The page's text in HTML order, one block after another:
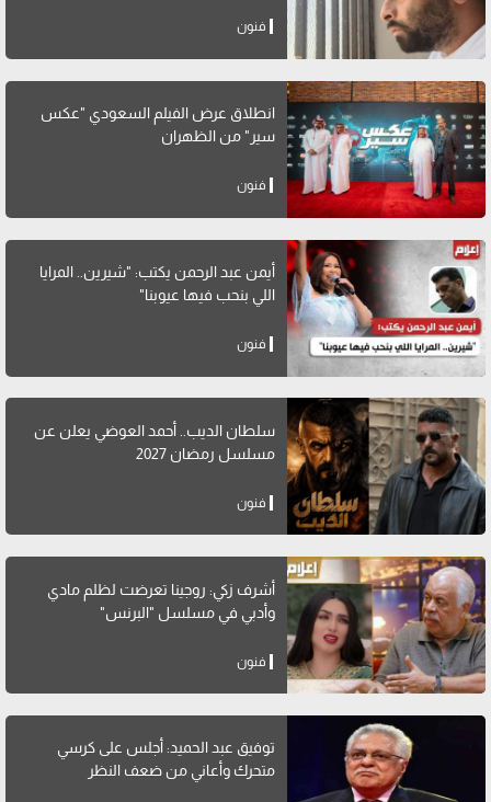
فنون
انطلاق عرض الفيلم السعودي "عكس
سير" من الظهران
فنون
أيمن عبد الرحمن يكتب: "شيرين.. المرايا
اللي بنحب فيها عيوبنا"
فنون
سلطان الديب.. أحمد العوضي يعلن عن
مسلسل رمضان 2027
فنون
أشرف زكي: روجينا تعرضت لظلم مادي
وأدبي في مسلسل "البرنس"
فنون
توفيق عبد الحميد: أجلس على كرسي
متحرك وأعاني من ضعف النظر